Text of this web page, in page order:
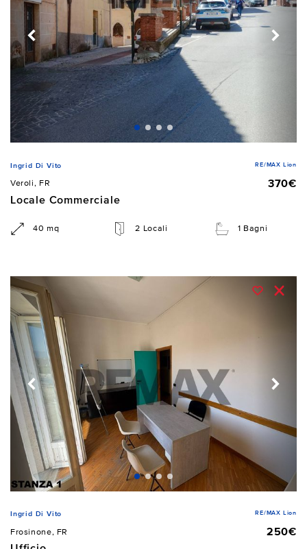
Ingrid Di Vito RE/MAX Lion
Veroli, FR
370€
Locale Commerciale
40 mq 2 Locali 1 Bagni
Ingrid Di Vito RE/MAX Lion
Frosinone, FR
250€